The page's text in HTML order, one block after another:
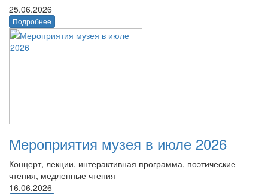
25.06.2026
Подробнее
Мероприятия музея в июле 2026
Концерт, лекции, интерактивная программа, поэтические
чтения, медленные чтения
16.06.2026